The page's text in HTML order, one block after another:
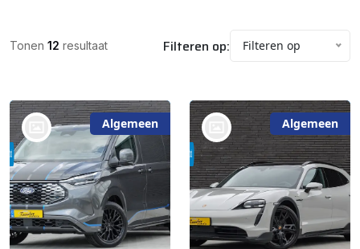
Tonen 12 resultaat Filteren op: Filteren op
Algemeen
bij @Russcher Auto's
Algemeen
bij @Russcher Auto's